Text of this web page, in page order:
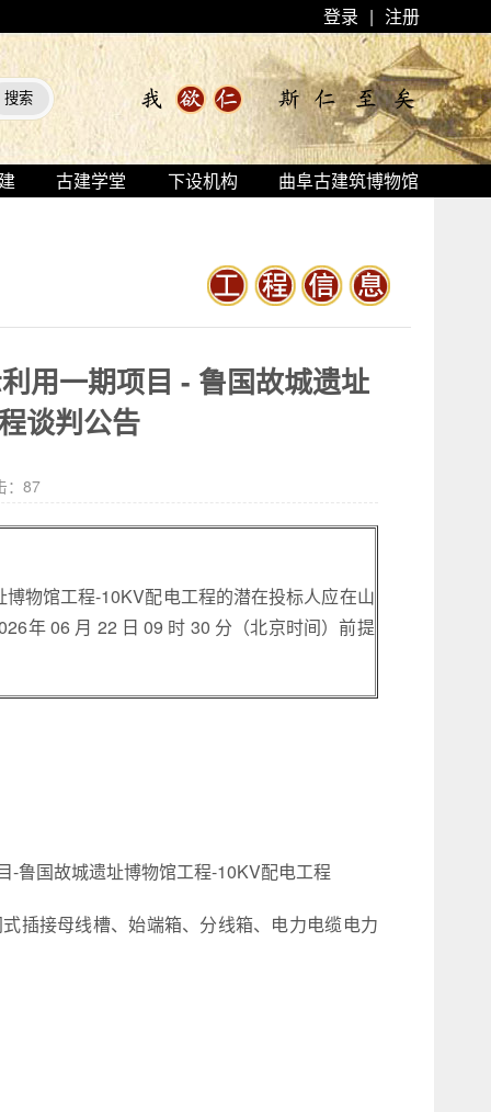
登录 | 注册
古建学堂 下设机构 曲阜古建筑博物馆
用一期项目 - 鲁国故城遗址
谈判公告
：87
物馆工程-10KV配电工程的潜在投标人应在山
年 06 月 22 日 09 时 30 分（北京时间）前提
-鲁国故城遗址博物馆工程-10KV配电工程
插接母线槽、始端箱、分线箱、电力电缆电力